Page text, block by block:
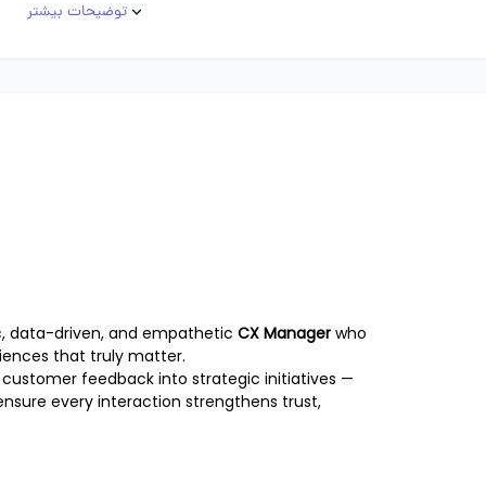
توضیحات بیشتر
data-driven, and empathetic CX Managerwho
that truly matter.
feedback into strategic initiatives —
every interaction strengthens trust,